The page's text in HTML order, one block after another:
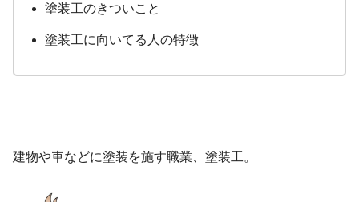
塗装工のきついこと
塗装工に向いてる人の特徴
建物や車などに塗装を施す職業、塗装工。